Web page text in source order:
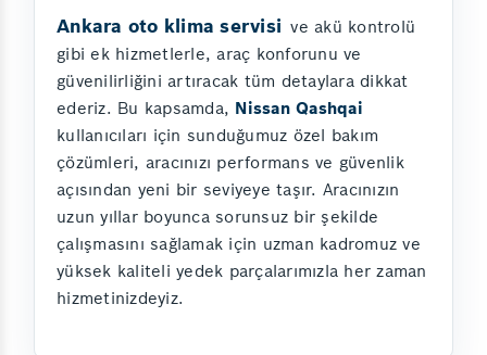
Ankara oto klima servisi ve akü kontrolü
gibi ek hizmetlerle, araç konforunu ve
güvenilirliğini artıracak tüm detaylara dikkat
ederiz. Bu kapsamda, Nissan Qashqai
kullanıcıları için sunduğumuz özel bakım
çözümleri, aracınızı performans ve güvenlik
açısından yeni bir seviyeye taşır. Aracınızın
uzun yıllar boyunca sorunsuz bir şekilde
çalışmasını sağlamak için uzman kadromuz ve
yüksek kaliteli yedek parçalarımızla her zaman
hizmetinizdeyiz.